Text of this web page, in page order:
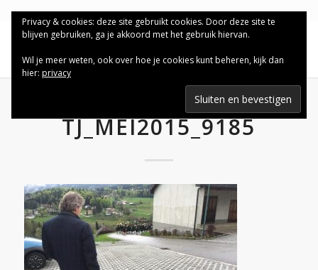
TJ_MEI2015_9185
Privacy & cookies: deze site gebruikt cookies. Door deze site te
blijven gebruiken, ga je akkoord met het gebruik hiervan.
Wil je meer weten, ook over hoe je cookies kunt beheren, kijk dan
hier: privacy